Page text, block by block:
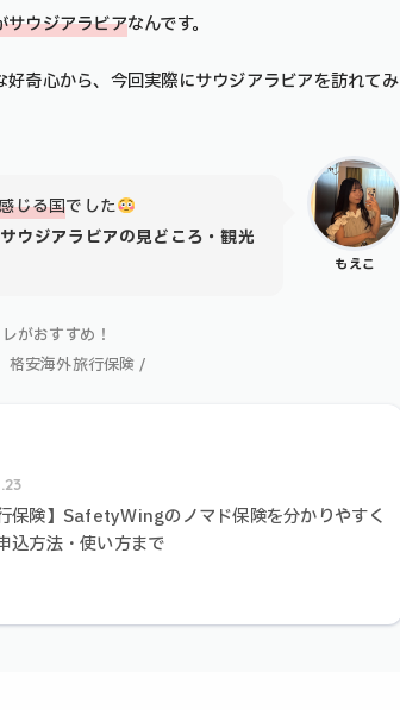
サウジアラビアなんです。
好奇心から、今回実際にサウジアラビアを訪れてみ
もえこ
じる国でした
ウジアラビアの見どころ・観光
がおすすめ！
格安海外旅行保険 /
行保険】SafetyWingのノマド保険を分かりやすく
込方法・使い方まで